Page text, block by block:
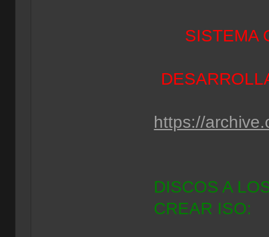
SISTEMA
https://
DISCOS A
CREAR ISO: